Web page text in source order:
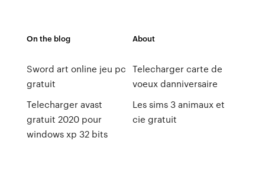
On the blog
Sword art online jeu pc
gratuit
Telecharger avast
gratuit 2020 pour
windows xp 32 bits
About
Telecharger carte de
voeux danniversaire
Les sims 3 animaux et
cie gratuit